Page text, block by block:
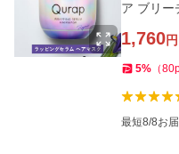
ア ブリー
1,760円
5% （80
最短8/8お